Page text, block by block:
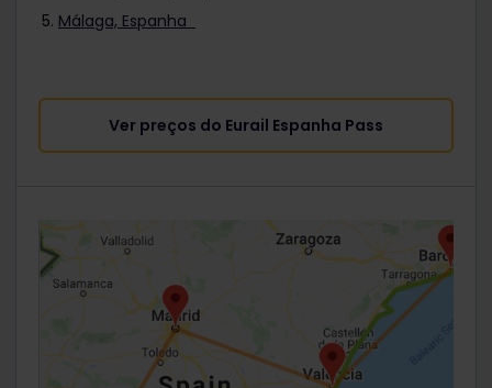
Málaga, Espanha
Ver preços do Eurail Espanha Pass